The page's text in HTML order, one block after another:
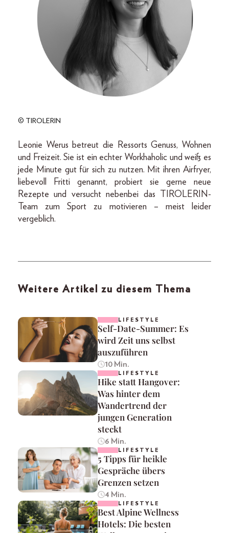
© TIROLERIN
Leonie Werus betreut die Ressorts Genuss, Wohnen
und Freizeit. Sie ist ein echter Workhaholic und weiß es
jede Minute gut für sich zu nutzen. Mit ihren Airfryer,
liebevoll Fritti genannt, probiert sie gerne neue
Rezepte und versucht nebenbei das TIROLERIN-
Team zum Sport zu motivieren – meist leider
vergeblich.
Weitere Artikel zu diesem Thema
LIFESTYLE
Self-Date-Summer: Es
wird Zeit uns selbst
auszuführen
10 Min.
LIFESTYLE
Hike statt Hangover:
Was hinter dem
Wandertrend der
jungen Generation
steckt
6 Min.
LIFESTYLE
5 Tipps für heikle
Gespräche übers
Grenzen setzen
4 Min.
LIFESTYLE
Best Alpine Wellness
Hotels: Die besten